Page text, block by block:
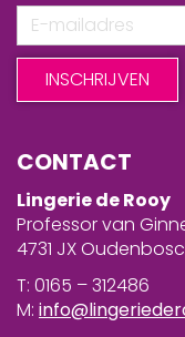
CONTACT
Lingerie de Rooy
Professor van
4731 JX
T: 0165 – 312486
M: